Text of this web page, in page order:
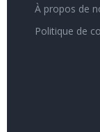
À propos de
Politique de